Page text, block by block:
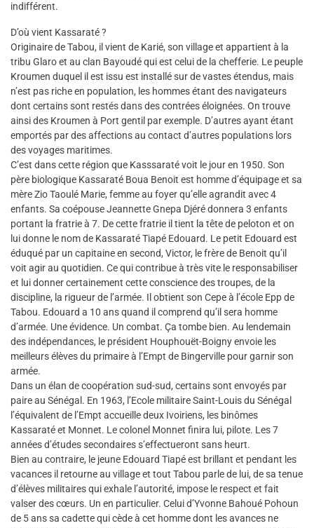
indifférent.
D’où vient Kassaraté ?
Originaire de Tabou, il vient de Karié, son village et appartient à la
tribu Glaro et au clan Bayoudé qui est celui de la chefferie. Le peuple
Kroumen duquel il est issu est installé sur de vastes étendus, mais
n’est pas riche en population, les hommes étant des navigateurs
dont certains sont restés dans des contrées éloignées. On trouve
ainsi des Kroumen à Port gentil par exemple. D’autres ayant étant
emportés par des affections au contact d’autres populations lors
des voyages maritimes.
C’est dans cette région que Kasssaraté voit le jour en 1950. Son
père biologique Kassaraté Boua Benoit est homme d’équipage et sa
mère Zio Taoulé Marie, femme au foyer qu’elle agrandit avec 4
enfants. Sa coépouse Jeannette Gnepa Djéré donnera 3 enfants
portant la fratrie à 7. De cette fratrie il tient la tête de peloton et on
lui donne le nom de Kassaraté Tiapé Edouard. Le petit Edouard est
éduqué par un capitaine en second, Victor, le frère de Benoit qu’il
voit agir au quotidien. Ce qui contribue à très vite le responsabiliser
et lui donner certainement cette conscience des troupes, de la
discipline, la rigueur de l’armée. Il obtient son Cepe à l’école Epp de
Tabou. Edouard a 10 ans quand il comprend qu’il sera homme
d’armée. Une évidence. Un combat. Ça tombe bien. Au lendemain
des indépendances, le président Houphouët-Boigny envoie les
meilleurs élèves du primaire à l’Empt de Bingerville pour garnir son
armée.
Dans un élan de coopération sud-sud, certains sont envoyés par
paire au Sénégal. En 1963, l’Ecole militaire Saint-Louis du Sénégal
l’équivalent de l’Empt accueille deux Ivoiriens, les binômes
Kassaraté et Monnet. Le colonel Monnet finira lui, pilote. Les 7
années d’études secondaires s’effectueront sans heurt.
Bien au contraire, le jeune Edouard Tiapé est brillant et pendant les
vacances il retourne au village et tout Tabou parle de lui, de sa tenue
d’élèves militaires qui exhale l’autorité, impose le respect et fait
valser des cœurs. Un en particulier. Celui d’Yvonne Bahoué Pohoun
de 5 ans sa cadette qui cède à cet homme dont les avances ne